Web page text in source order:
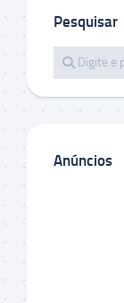
Pesquisar
Anúncios